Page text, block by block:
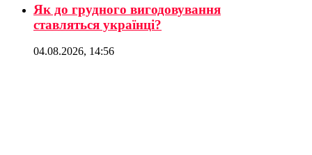
Як до грудного вигодовування
ставляться українці?
04.08.2026, 14:56